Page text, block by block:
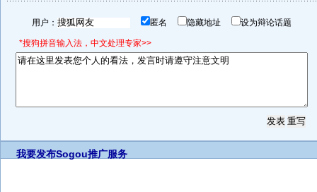
用户： 匿名 隐藏地址 设为辩论话题
*搜狗拼音输入法，中文处理专家>>
我要发布Sogou推广服务